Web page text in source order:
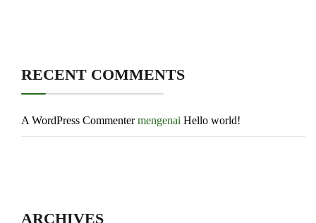
RECENT COMMENTS
A WordPress Commentermengenai Hello world!
ARCHIVES